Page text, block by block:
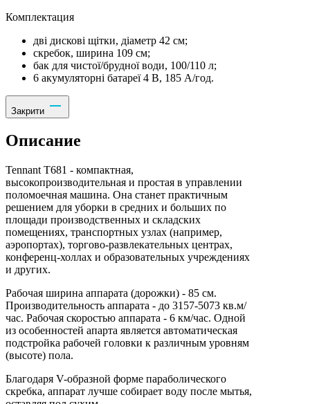
Комплектация
дві дискові щітки, діаметр 42 см;
скребок, ширина 109 см;
бак для чистої/брудної води, 100/110 л;
6 акумуляторні батареї 4 В, 185 А/год.
Закрити
Описание
Tennant T681 - компактная,
высокопроизводительная и простая в управлении
поломоечная машина. Она станет практичным
решением для уборки в средних и больших по
площади производственных и складских
помещениях, транспортных узлах (например,
аэропортах), торгово-развлекательных центрах,
конференц-холлах и образовательных учреждениях
и других.
Рабочая ширина аппарата (дорожки) - 85 см.
Производительность аппарата - до 3157-5073 кв.м/
час. Рабочая скоростью аппарата - 6 км/час. Одной
из особенностей апарта является автоматическая
подстройка рабочей головки к различным уровням
(высоте) пола.
Благодаря V-образной форме параболического
скребка, аппарат лучше собирает воду после мытья,